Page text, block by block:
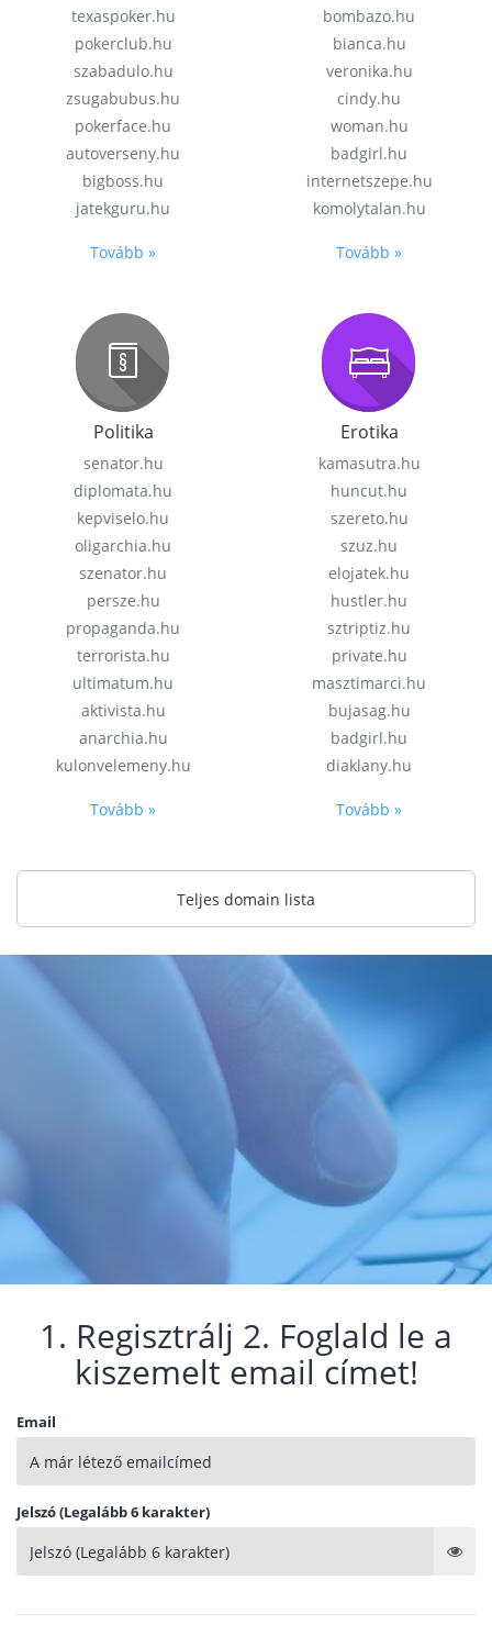
texaspoker.hu
pokerclub.hu
szabadulo.hu
zsugabubus.hu
pokerface.hu
autoverseny.hu
bigboss.hu
jatekguru.hu
Tovább »
bombazo.hu
bianca.hu
veronika.hu
cindy.hu
woman.hu
badgirl.hu
internetszepe.hu
komolytalan.hu
Tovább »
Politika
senator.hu
diplomata.hu
kepviselo.hu
oligarchia.hu
szenator.hu
persze.hu
propaganda.hu
terrorista.hu
ultimatum.hu
aktivista.hu
anarchia.hu
kulonvelemeny.hu
Tovább »
Erotika
kamasutra.hu
huncut.hu
szereto.hu
szuz.hu
elojatek.hu
hustler.hu
sztriptiz.hu
private.hu
masztimarci.hu
bujasag.hu
badgirl.hu
diaklany.hu
Tovább »
Teljes domain lista
1. Regisztrálj 2. Foglald le a
kiszemelt email címet!
Email
Jelszó (Legalább 6 karakter)